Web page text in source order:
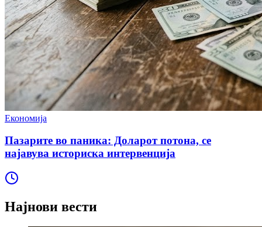
Економија
Пазарите во паника: Доларот потона, се
најавува историска интервенција
Најнови вести